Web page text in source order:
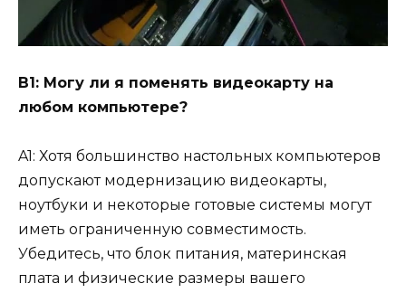
В1: Могу ли я поменять видеокарту на
любом компьютере?
A1: Хотя большинство настольных компьютеров
допускают модернизацию видеокарты,
ноутбуки и некоторые готовые системы могут
иметь ограниченную совместимость.
Убедитесь, что блок питания, материнская
плата и физические размеры вашего